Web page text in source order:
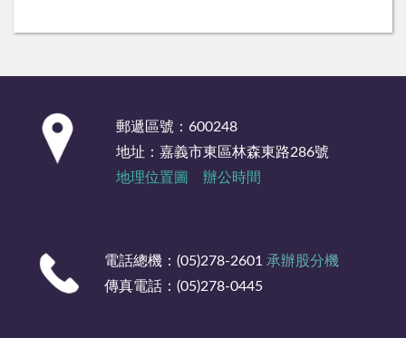
郵遞區號：600248
地址：嘉義市東區林森東路286號
地理位置圖
辦公時間
電話總機：(05)278-2601 承辦股分機
傳真電話：(05)278-0445